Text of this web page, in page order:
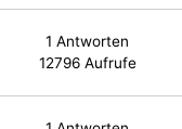
1 Antworten
12796 Aufrufe